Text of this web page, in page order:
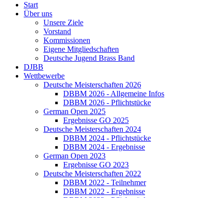
Start
Über uns
Unsere Ziele
Vorstand
Kommissionen
Eigene Mitgliedschaften
Deutsche Jugend Brass Band
DJBB
Wettbewerbe
Deutsche Meisterschaften 2026
DBBM 2026 - Allgemeine Infos
DBBM 2026 - Pflichtstücke
German Open 2025
Ergebnisse GO 2025
Deutsche Meisterschaften 2024
DBBM 2024 - Pflichtstücke
DBBM 2024 - Ergebnisse
German Open 2023
Ergebnisse GO 2023
Deutsche Meisterschaften 2022
DBBM 2022 - Teilnehmer
DBBM 2022 - Ergebnisse